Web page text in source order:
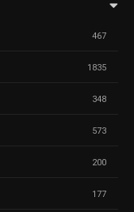
467
1835
348
573
200
177